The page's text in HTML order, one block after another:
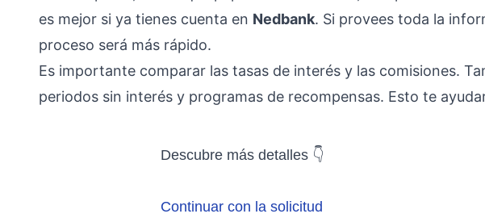
es mejor si ya tienes cuenta en Nedbank. Si provees toda la
proceso será más rápido.
Es importante comparar las tasas de interés y las comisiones.
periodos sin interés y programas de recompensas. Esto te
Descubre más detalles 👇
Continuar con la solicitud